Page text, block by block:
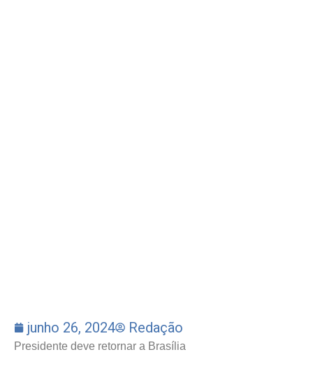
junho 26, 2024 Redação
Presidente deve retornar a Brasília